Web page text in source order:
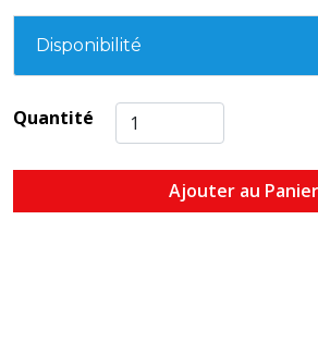
Disponibilité
Quantité
Ajouter au Panier